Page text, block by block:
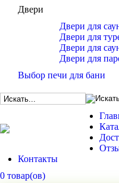
Двери
Двери для
Двери для
Двери для
Двери для
Выбор печи для бани
Контакты
0 товар(ов)